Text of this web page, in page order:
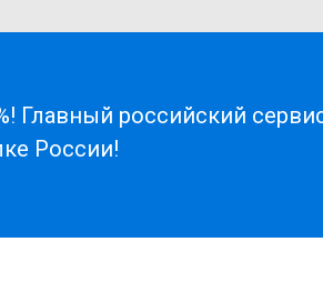
российский
России!